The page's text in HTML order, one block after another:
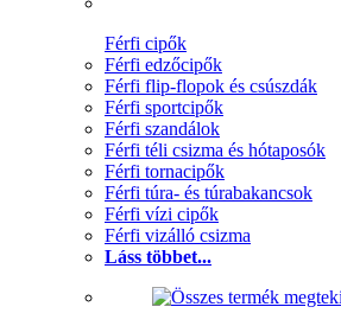
Férfi cipők
Férfi edzőcipők
Férfi flip-flopok és csúszdák
Férfi sportcipők
Férfi szandálok
Férfi téli csizma és hótaposók
Férfi tornacipők
Férfi túra- és túrabakancsok
Férfi vízi cipők
Férfi vizálló csizma
Láss többet...